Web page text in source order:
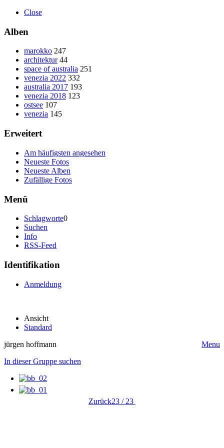
Close
Alben
marokko 247
architektur 44
space of australia 251
venezia 2022 332
australia 2017 193
venezia 2018 123
ostsee 107
venezia 145
Erweitert
Am häufigsten angesehen
Neueste Fotos
Neueste Alben
Zufällige Fotos
Menü
Schlagworte0
Suchen
Info
RSS-Feed
Identifikation
Anmeldung
Ansicht
Standard
jürgen hoffmann
Menu
In dieser Gruppe suchen
Zurück23 / 23